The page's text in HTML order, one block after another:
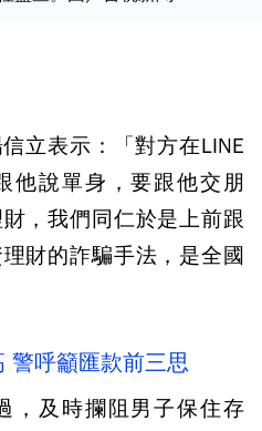
立表示：「對方在LINE
他說單身，要跟他交朋
，我們同仁於是上前跟
財的詐騙手法，是全國
警呼籲匯款前三思
，及時攔阻男子保住存